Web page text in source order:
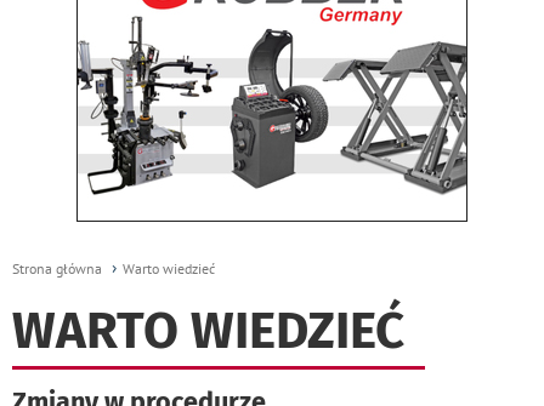
Strona główna Warto wiedzieć
WARTO WIEDZIEĆ